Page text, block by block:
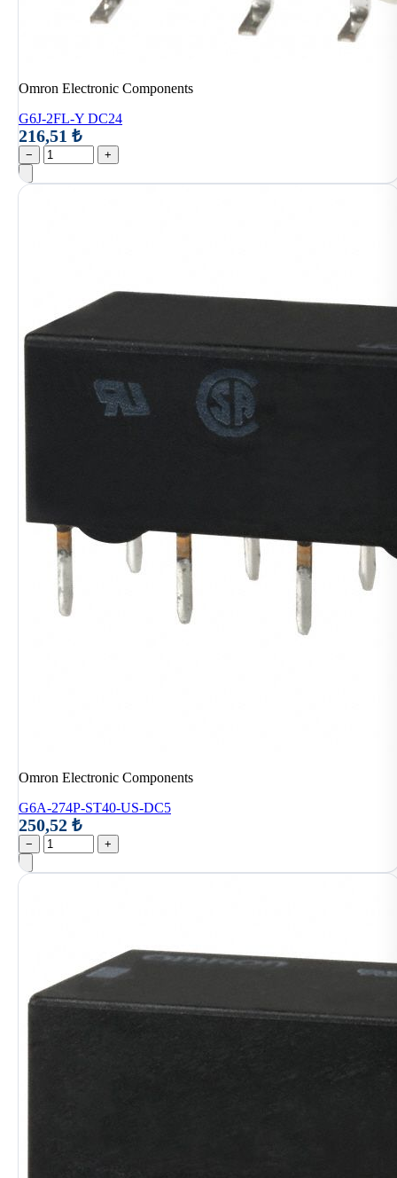
Omron Electronic Components
G6J-2FL-Y DC24
216,51 ₺
− +
Omron Electronic Components
G6A-274P-ST40-US-DC5
250,52 ₺
− +